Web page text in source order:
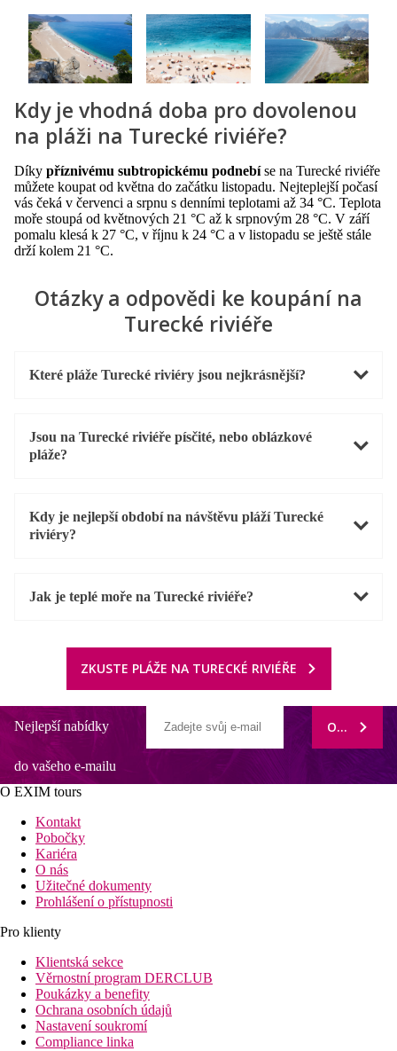
Kdy je vhodná doba pro dovolenou
na pláži na Turecké riviéře?
Díky příznivému subtropickému podnebíse na Turecké riviéře
můžete koupat od května do začátku listopadu. Nejteplejší počasí
vás čeká v červenci a srpnu s denními teplotami až 34 °C. Teplota
moře stoupá od květnových 21 °C až k srpnovým 28 °C. V září
pomalu klesá k 27 °C, v říjnu k 24 °C a v listopadu se ještě stále
drží kolem 21 °C.
Otázky a odpovědi ke koupání na
Turecké riviéře
Které pláže Turecké riviéry jsou nejkrásnější?
Jsou na Turecké riviéře písčité, nebo oblázkové
pláže?
Kdy je nejlepší období na návštěvu pláží Turecké
riviéry?
Jak je teplé moře na Turecké riviéře?
ZKUSTE PLÁŽE NA TURECKÉ RIVIÉŘE
Nejlepší nabídky
do vašeho e-mailu
ODEBÍRAT
O EXIM tours
Kontakt
Pobočky
Kariéra
O nás
Užitečné dokumenty
Prohlášení o přístupnosti
Pro klienty
Klientská sekce
Věrnostní program DERCLUB
Poukázky a benefity
Ochrana osobních údajů
Nastavení soukromí
Compliance linka